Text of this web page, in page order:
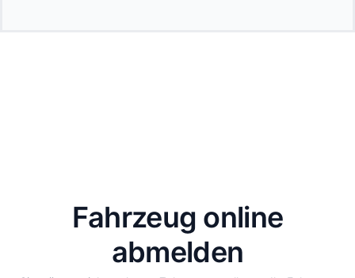
Fahrzeug online
abmelden